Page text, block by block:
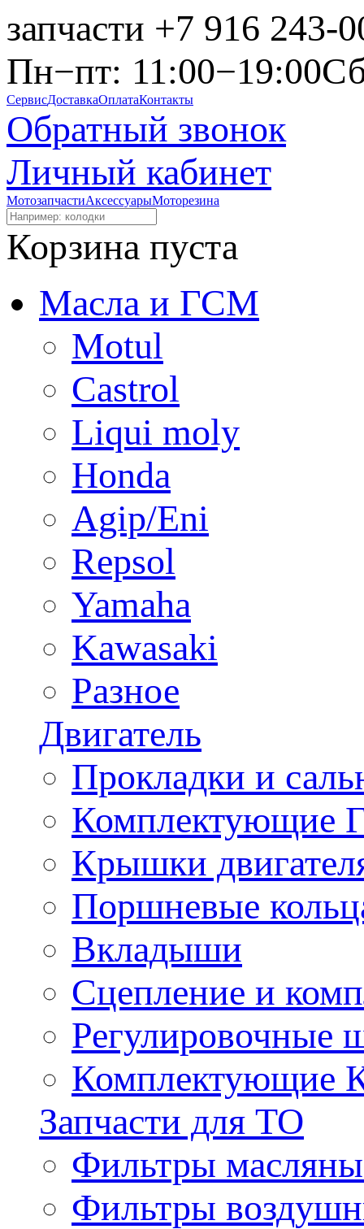
запчасти +7 916 243-
Пн−пт: 11:00−19:00
СервисДоставкаОплатаКонтакты
Обратный звонок
Личный кабинет
МотозапчастиАксессуарыМоторезина
Корзина пуста
Масла и ГСМ
Motul
Castrol
Liqui moly
Honda
Agip/Eni
Repsol
Yamaha
Kawasaki
Разное
Двигатель
Прокладки и
Комплектующие
Крышки
Поршневые
Вкладыши
Сцепление и
Регулировочные
Комплектующие
Запчасти для ТО
Фильтры
Фильтры